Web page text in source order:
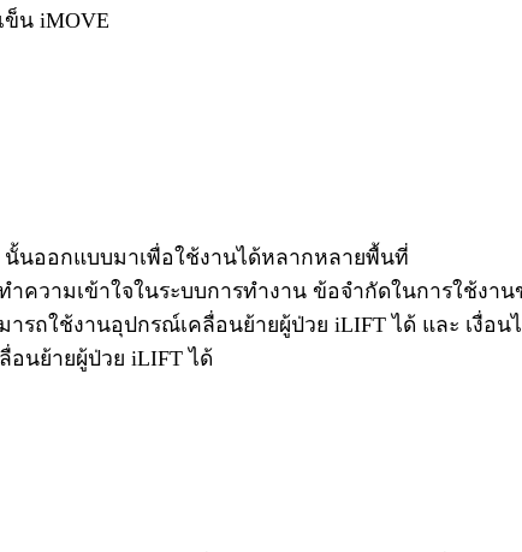
น iMOVE
นออกแบบมาเพื่อใช้งานได้หลากหลายพื้นที่
ความเข้าใจในระบบการทำงาน ข้อจำกัดในการใช้งา
รถใช้งานอุปกรณ์เคลื่อนย้ายผู้ป่วย iLIFT ได้ และ เงื่อ
นย้ายผู้ป่วย iLIFT ได้